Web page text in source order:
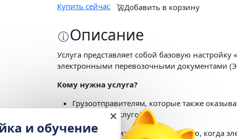
Купить сейчас
Добавить в корзину
Описание
Услуга представляет собой базовую
электронными перевозочными документами
Кому нужна услуга?
Грузоотправителям, которые также
отдельной услугой).
Услуга рассчитана на ту ситуацию, когда
Настройка и обучение